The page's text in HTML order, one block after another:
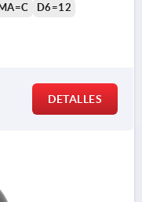
D6=12
DETALLES